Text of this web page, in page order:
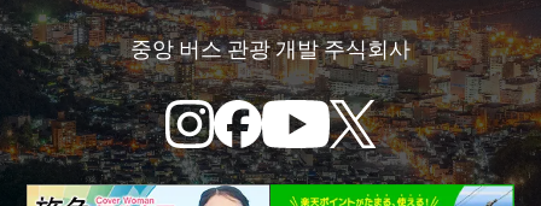
중앙 버스 관광 개발 주식회사